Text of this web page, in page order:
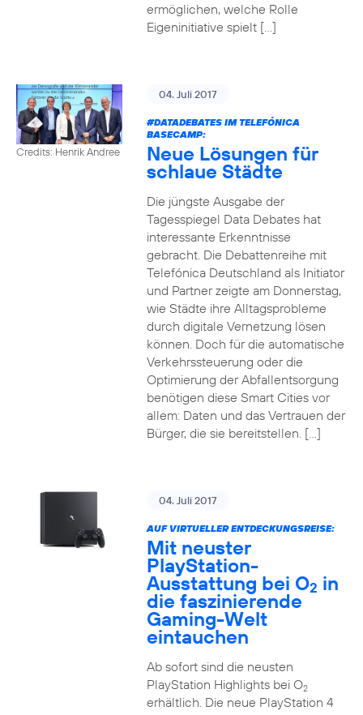
ermöglichen, welche Rolle
Eigeninitiative spielt […]
Credits: Henrik Andree
04. Juli 2017
#DATADEBATESIM TELEFÓNICA
BASECAMP:
Neue Lösungen für
schlaue Städte
Die jüngste Ausgabe der
Tagesspiegel Data Debates hat
interessante Erkenntnisse
gebracht. Die Debattenreihe mit
Telefónica Deutschland als Initiator
und Partner zeigte am Donnerstag,
wie Städte ihre Alltagsprobleme
durch digitale Vernetzung lösen
können. Doch für die automatische
Verkehrssteuerung oder die
Optimierung der Abfallentsorgung
benötigen diese Smart Cities vor
allem: Daten und das Vertrauen der
Bürger, die sie bereitstellen. […]
04. Juli 2017
AUF VIRTUELLER ENTDECKUNGSREISE:
Mit neuster
PlayStation-
Ausstattung bei O2 in
die faszinierende
Gaming-Welt
eintauchen
Ab sofort sind die neusten
PlayStation Highlights bei O2
erhältlich. Die neue PlayStation 4